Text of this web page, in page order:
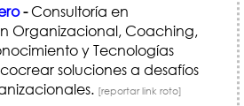
-Consultoría en
Organizacional, Coaching,
y Tecnologías
soluciones a desafíos
[reportar link roto]